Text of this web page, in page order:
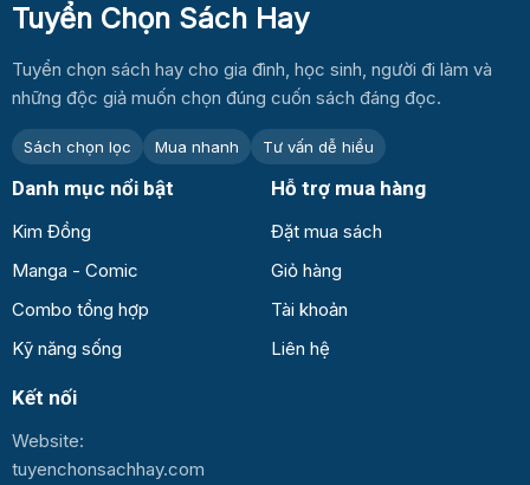
Tuyển Chọn Sách Hay
Tuyển chọn sách hay cho gia đình, học sinh, người đi làm và
những độc giả muốn chọn đúng cuốn sách đáng đọc.
Sách chọn lọc Mua nhanh Tư vấn dễ hiểu
Danh mục nổi bật
Kim Đồng
Manga - Comic
Combo tổng hợp
Kỹ năng sống
Hỗ trợ mua hàng
Đặt mua sách
Giỏ hàng
Tài khoản
Liên hệ
Kết nối
Website:
tuyenchonsachhay.com